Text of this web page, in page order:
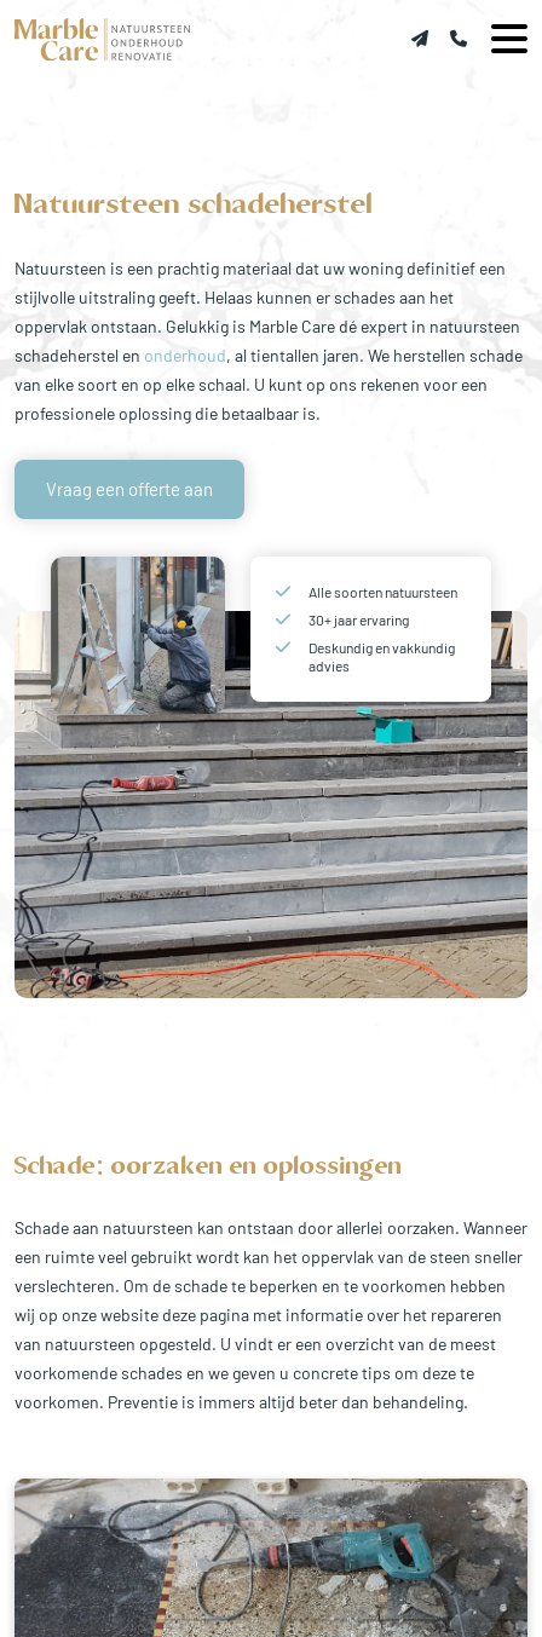
Natuursteen schadeherstel
Natuursteen is een prachtig materiaal dat uw woning definitief een
stijlvolle uitstraling geeft. Helaas kunnen er schades aan het
oppervlak ontstaan. Gelukkig is Marble Care dé expert in natuursteen
schadeherstel en onderhoud, al tientallen jaren. We herstellen schade
van elke soort en op elke schaal. U kunt op ons rekenen voor een
professionele oplossing die betaalbaar is.
Vraag een offerte aan
Alle soorten natuursteen
30+ jaar ervaring
Deskundig en vakkundig
advies
Schade: oorzaken en oplossingen
Schade aan natuursteen kan ontstaan ​​door allerlei oorzaken. Wanneer
een ruimte veel gebruikt wordt kan het oppervlak van de steen sneller
verslechteren. Om de schade te beperken en te voorkomen hebben
wij op onze website deze pagina met informatie over het repareren
van natuursteen opgesteld. U vindt er een overzicht van de meest
voorkomende schades en we geven u concrete tips om deze te
voorkomen. Preventie is immers altijd beter dan behandeling.